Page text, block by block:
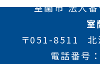
室蘭市 法人
室
〒051-8511
電話番号